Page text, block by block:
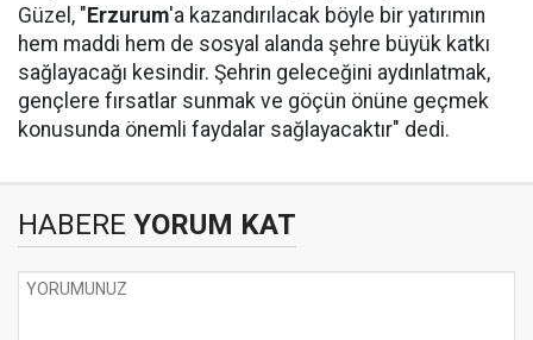
Güzel, " Erzurum'a kazandırılacak böyle bir yatırımın
hem maddi hem de sosyal alanda şehre büyük katkı
sağlayacağı kesindir. Şehrin geleceğini aydınlatmak,
gençlere fırsatlar sunmak ve göçün önüne geçmek
konusunda önemli faydalar sağlayacaktır" dedi.
HABERE YORUM KAT